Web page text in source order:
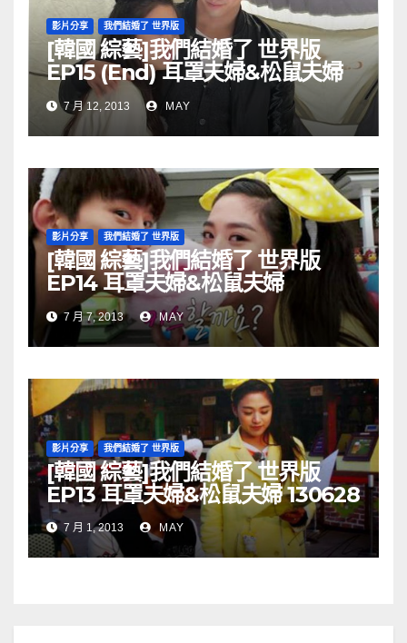
影片分享 我們結婚了 世界版
[韓國 綜藝]我們結婚了 世界版
EP15 (End) 耳罩夫婦&松鼠夫婦
130712
7 月 12, 2013 MAY
影片分享 我們結婚了 世界版
[韓國 綜藝]我們結婚了 世界版
EP14 耳罩夫婦&松鼠夫婦
130707
7 月 7, 2013 MAY
影片分享 我們結婚了 世界版
[韓國 綜藝]我們結婚了 世界版
EP13 耳罩夫婦&松鼠夫婦 130628
7 月 1, 2013 MAY